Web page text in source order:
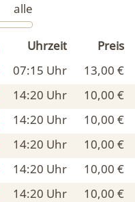
alle
Uhrzeit Preis
07:15 Uhr 13,00 €
14:20 Uhr 10,00 €
14:20 Uhr 10,00 €
14:20 Uhr 10,00 €
14:20 Uhr 10,00 €
14:20 Uhr 10,00 €